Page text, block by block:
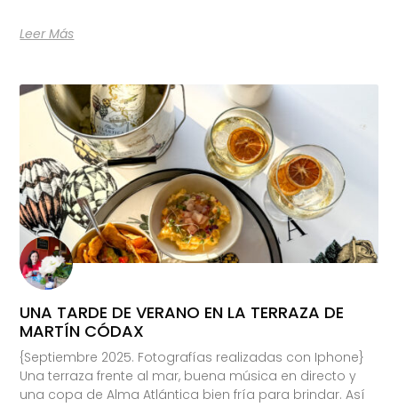
Leer Más
UNA TARDE DE VERANO EN LA TERRAZA DE
MARTÍN CÓDAX
{Septiembre 2025. Fotografías realizadas con Iphone}
Una terraza frente al mar, buena música en directo y
una copa de Alma Atlántica bien fría para brindar. Así